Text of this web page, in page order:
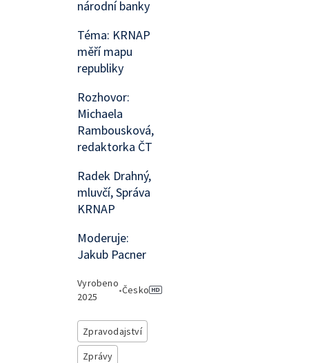
národní banky
Téma: KRNAP
měří mapu
republiky
Rozhovor:
Michaela
Rambousková,
redaktorka ČT
Radek Drahný,
mluvčí, Správa
KRNAP
Moderuje:
Jakub Pacner
Vyrobeno
2025
•Česko
Zpravodajství
Zprávy